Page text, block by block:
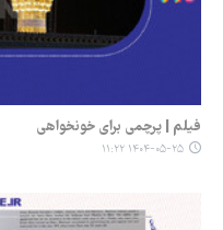
فیلم | پرچمی برای خونخواهی
۱۴۰۴-۰۵-۲۵ ۱۱:۲۲